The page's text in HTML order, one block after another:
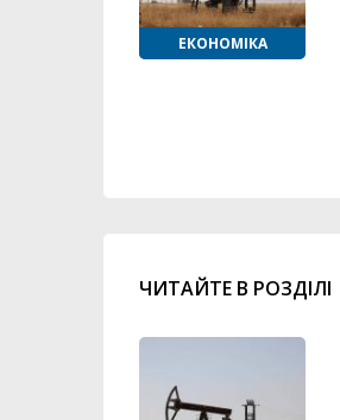
ЕКОНОМІКА
ЧИТАЙТЕ В РОЗДІЛІ